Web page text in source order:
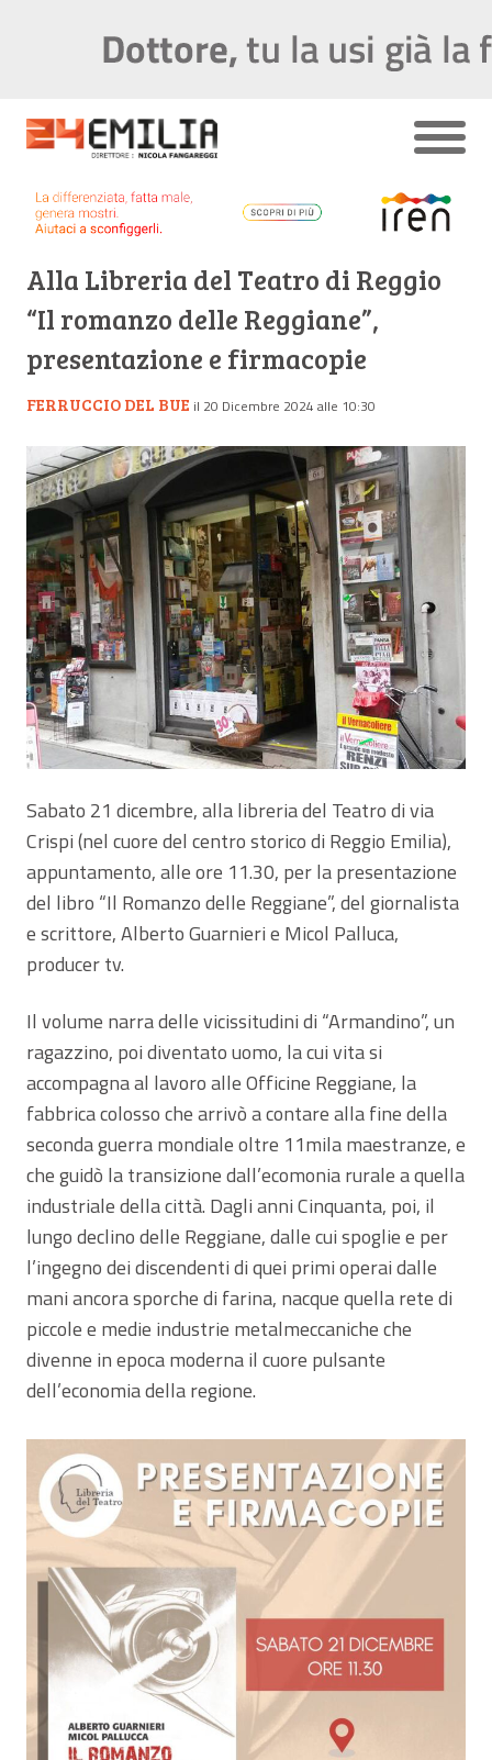
Alla Libreria del Teatro di Reggio
“Il romanzo delle Reggiane”,
presentazione e firmacopie
FERRUCCIO DEL BUE il 20 Dicembre 2024 alle 10:30
Sabato 21 dicembre, alla libreria del Teatro di via
Crispi (nel cuore del centro storico di Reggio Emilia),
appuntamento, alle ore 11.30, per la presentazione
del libro “Il Romanzo delle Reggiane”, del giornalista
e scrittore, Alberto Guarnieri e Micol Palluca,
producer tv.
Il volume narra delle vicissitudini di “Armandino”, un
ragazzino, poi diventato uomo, la cui vita si
accompagna al lavoro alle Officine Reggiane, la
fabbrica colosso che arrivò a contare alla fine della
seconda guerra mondiale oltre 11mila maestranze, e
che guidò la transizione dall’ecomonia rurale a quella
industriale della città. Dagli anni Cinquanta, poi, il
lungo declino delle Reggiane, dalle cui spoglie e per
l’ingegno dei discendenti di quei primi operai dalle
mani ancora sporche di farina, nacque quella rete di
piccole e medie industrie metalmeccaniche che
divenne in epoca moderna il cuore pulsante
dell’economia della regione.